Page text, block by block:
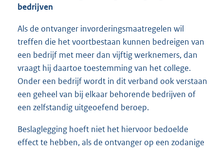
bedrijven
Als de ontvanger invorderingsmaatregelen wil
treffen die het voortbestaan kunnen bedreigen van
een bedrijf met meer dan vijftig werknemers, dan
vraagt hij daartoe toestemming van het college.
Onder een bedrijf wordt in dit verband ook verstaan
een geheel van bij elkaar behorende bedrijven of
een zelfstandig uitgeoefend beroep.
Beslaglegging hoeft niet het hiervoor bedoelde
effect te hebben, als de ontvanger op een zodanige